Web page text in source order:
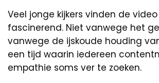
Veel jonge kijkers vinden de
fascinerend. Niet vanwege het
vanwege de ijskoude houding
een tijd waarin iedereen
empathie soms ver te zoeken.